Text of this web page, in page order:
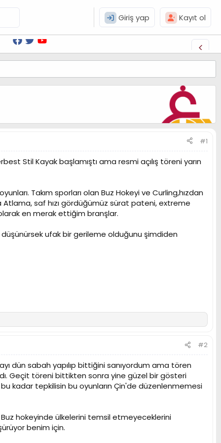
Giriş yap Kayıt ol
#1
Stil Kayak başlamıştı ama resmi açılış töreni yarın
Takım sporları olan Buz Hokeyi ve Curling,hızdan
Atlama, saf hızı gördüğümüz sürat pateni, extreme
en merak ettiğim branşlar.
ufak bir gerileme olduğunu şimdiden
#2
dün sabah yapılıp bittiğini sanıyordum ama tören
Geçit töreni bittikten sonra yine güzel bir gösteri
kadar tepkilisin bu oyunların Çin'de düzenlenmemesi
Buz hokeyinde ülkelerini temsil etmeyeceklerini
benim için.